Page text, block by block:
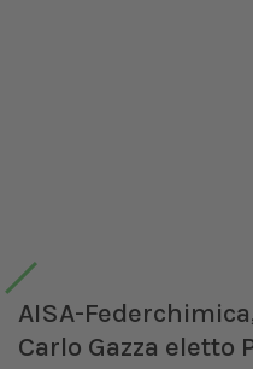
AISA-
Carlo Gazza eletto